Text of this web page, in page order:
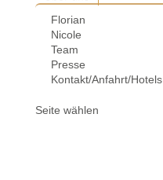
Florian
Nicole
Team
Presse
Kontakt/Anfahrt/Hotels
Seite wählen